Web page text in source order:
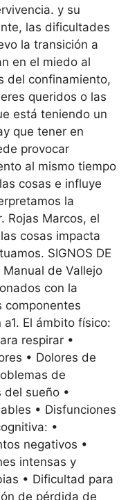
y su
las dificultades
la transición a
en el miedo al
del confinamiento,
queridos o las
está teniendo un
que tener en
provocar
al mismo tiempo
cosas e influye
la
Rojas Marcos, el
cosas impacta
SIGNOS DE
Manual de Vallejo
con la
componentes
El ámbito físico:
respirar •
• Dolores de
de
del sueño •
• Disfunciones
•
negativos •
intensas y
• Dificultad para
de pérdida de